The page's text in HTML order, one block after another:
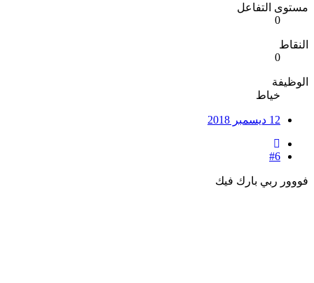
مستوى التفاعل
0
النقاط
0
الوظيفة
خياط
12 ديسمبر 2018
#6
فووور ربي بارك فيك